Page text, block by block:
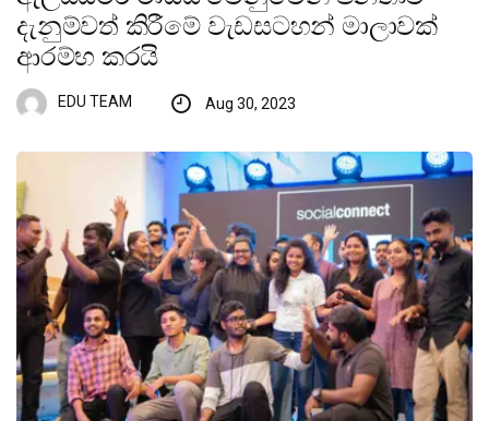
දැනුම්වත් කිරීමේ වැඩසටහන් මාලාවක්
ආරම්භ කරයි
EDU TEAM Aug 30, 2023